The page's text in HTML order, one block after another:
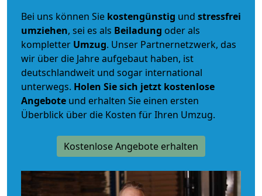
Bei uns können Sie kostengünstig und stressfrei
umziehen, sei es als Beiladung oder als
kompletter Umzug. Unser Partnernetzwerk, das
wir über die Jahre aufgebaut haben, ist
deutschlandweit und sogar international
unterwegs. Holen Sie sich jetzt kostenlose
Angebote und erhalten Sie einen ersten
Überblick über die Kosten für Ihren Umzug.
Kostenlose Angebote erhalten